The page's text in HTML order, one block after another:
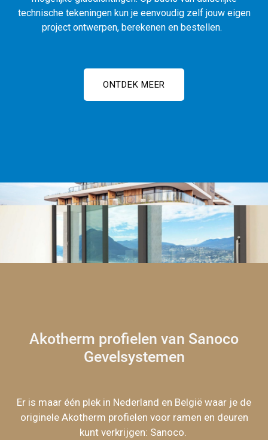
technische tekeningen kun je eenvoudig zelf jouw eigen
project ontwerpen, berekenen en bestellen.
ONTDEK MEER
Akotherm profielen van Sanoco
Gevelsystemen
Er is maar één plek in Nederland en België waar je de
originele Akotherm profielen voor ramen en deuren
kunt verkrijgen: Sanoco.